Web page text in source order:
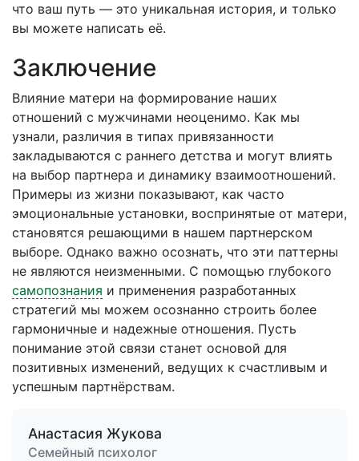
что ваш путь — это уникальная история, и только
вы можете написать её.
Заключение
Влияние матери на формирование наших
отношений с мужчинами неоценимо. Как мы
узнали, различия в типах привязанности
закладываются с раннего детства и могут влиять
на выбор партнера и динамику взаимоотношений.
Примеры из жизни показывают, как часто
эмоциональные установки, воспринятые от матери,
становятся решающими в нашем партнерском
выборе. Однако важно осознать, что эти паттерны
не являются неизменными. С помощью глубокого
самопознания и применения разработанных
стратегий мы можем осознанно строить более
гармоничные и надежные отношения. Пусть
понимание этой связи станет основой для
позитивных изменений, ведущих к счастливым и
успешным партнёрствам.
Анастасия Жукова
Семейный психолог